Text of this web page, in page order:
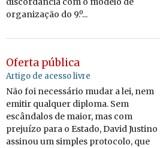
organização do 9.º...
Oferta pública
Artigo de acesso livre
Não foi necessário mudar a lei, nem
emitir qualquer diploma. Sem
escândalos de maior, mas com
prejuízo para o Estado, David Justino
assinou um simples protocolo, que